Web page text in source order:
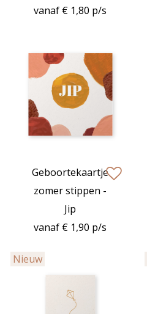
vanaf € 1,80 p/s
Geboortekaartje
zomer stippen -
Jip
vanaf € 1,90 p/s
Nieuw